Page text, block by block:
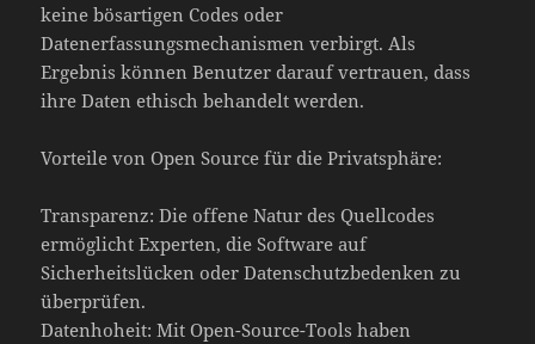
keine bösartigen Codes oder
Datenerfassungsmechanismen verbirgt. Als
Ergebnis können Benutzer darauf vertrauen, dass
ihre Daten ethisch behandelt werden.
Vorteile von Open Source für die Privatsphäre:
Transparenz: Die offene Natur des Quellcodes
ermöglicht Experten, die Software auf
Sicherheitslücken oder Datenschutzbedenken zu
überprüfen.
Datenhoheit: Mit Open-Source-Tools haben